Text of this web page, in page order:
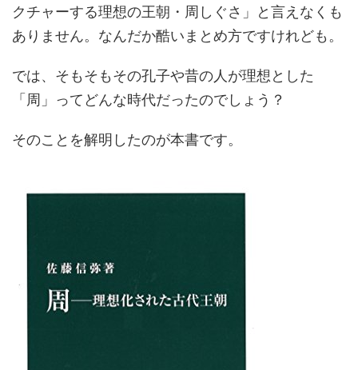
クチャーする理想の王朝・周しぐさ」と言えなくも
ありません。なんだか酷いまとめ方ですけれども。
では、そもそもその孔子や昔の人が理想とした
「周」ってどんな時代だったのでしょう？
そのことを解明したのが本書です。